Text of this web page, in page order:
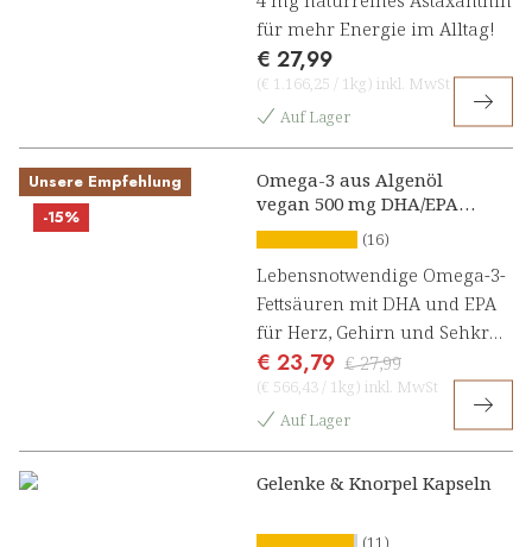
für mehr Energie im Alltag!
€ 27,99
(€ 1.166,25 / 1kg) inkl. MwSt
Auf Lager
Unsere Empfehlung
-15%
Omega-3 aus Algenöl
vegan 500 mg DHA/EPA
Kapseln
(16)
Lebensnotwendige Omega-3-
Fettsäuren mit DHA und EPA
für Herz, Gehirn und Sehkraft
[1, 2]
€ 23,79 € 27,99
(€ 566,43 / 1kg) inkl. MwSt
Auf Lager
Gelenke & Knorpel Kapseln
(11)